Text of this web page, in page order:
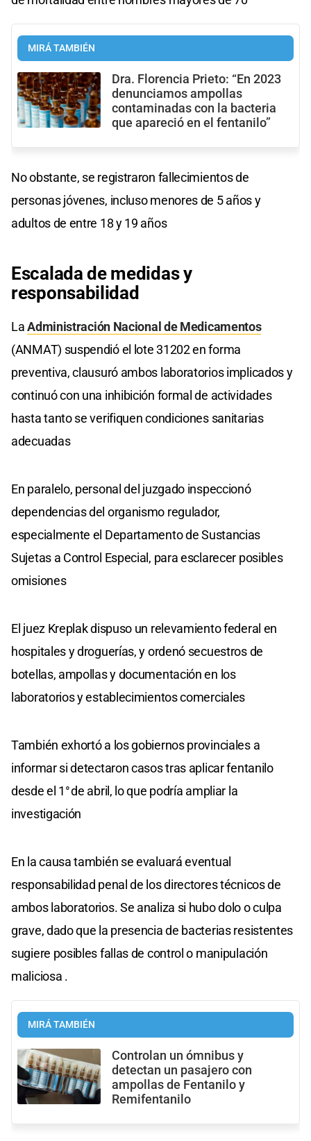
MIRÁ TAMBIÉN
Dra. Florencia Prieto: “En 2023
denunciamos ampollas
contaminadas con la bacteria
que apareció en el fentanilo”
No obstante, se registraron fallecimientos de
personas jóvenes, incluso menores de 5 años y
adultos de entre 18 y 19 años
Escalada de medidas y
responsabilidad
LaAdministración Nacional de Medicamentos
(ANMAT) suspendió el lote 31202 en forma
preventiva, clausuró ambos laboratorios implicados y
continuó con una inhibición formal de actividades
hasta tanto se verifiquen condiciones sanitarias
adecuadas
En paralelo, personal del juzgado inspeccionó
dependencias del organismo regulador,
especialmente el Departamento de Sustancias
Sujetas a Control Especial, para esclarecer posibles
omisiones
El juez Kreplak dispuso un relevamiento federal en
hospitales y droguerías, y ordenó secuestros de
botellas, ampollas y documentación en los
laboratorios y establecimientos comerciales
También exhortó a los gobiernos provinciales a
informar si detectaron casos tras aplicar fentanilo
desde el 1° de abril, lo que podría ampliar la
investigación
En la causa también se evaluará eventual
responsabilidad penal de los directores técnicos de
ambos laboratorios. Se analiza si hubo dolo o culpa
grave, dado que la presencia de bacterias resistentes
sugiere posibles fallas de control o manipulación
maliciosa .
MIRÁ TAMBIÉN
Controlan un ómnibus y
detectan un pasajero con
ampollas de Fentanilo y
Remifentanilo